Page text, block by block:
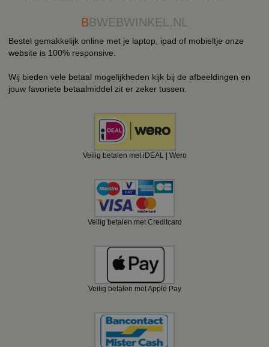
BBWEBWINKEL.NL
Bestel gemakkelijk online met je laptop, ipad of mobieltje onze
website is 100% responsive.
Wij bieden vele betaal mogelijkheden kijk bij de afbeeldingen en
jouw favoriete betaalmiddel zit er zeker tussen.
Veilig betalen met iDEAL | Wero
Veilig betalen met Creditcard
Veilig betalen met Apple Pay